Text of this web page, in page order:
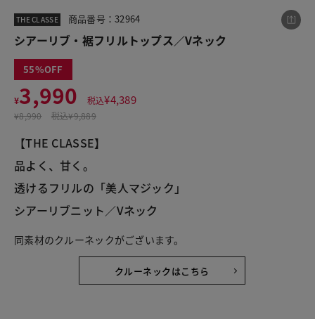
THE CLASSE 商品番号：32964
シアーリブ・裾フリルトップス／Vネック
55
¥3,990 税込¥4,389
¥8,990 税込¥9,889
【THE CLASSE】
品よく、甘く。
透けるフリルの「美人マジック」
シアーリブニット／Vネック
同素材のクルーネックがございます。
クルーネックはこちら
この商品をシェアする